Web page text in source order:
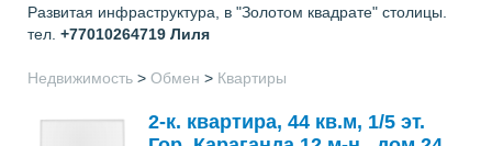
Развитая инфраструктура, в "Золотом квадрате" столицы.
тел. +77010264719 Лиля
Недвижимость > Обмен > Квартиры
2-к. квартира, 44 кв.м, 1/5 эт.